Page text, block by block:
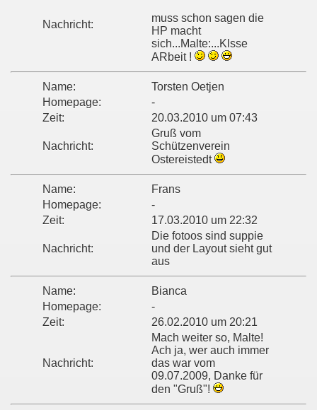
Nachricht:
muss schon sagen die
HP macht
sich...Malte:...Klsse
ARbeit !
Name:
Torsten Oetjen
Homepage:
-
Zeit:
20.03.2010 um 07:43
Nachricht:
Gruß vom
Schützenverein
Ostereistedt
Name:
Frans
Homepage:
-
Zeit:
17.03.2010 um 22:32
Nachricht:
Die fotoos sind suppie
und der Layout sieht gut
aus
Name:
Bianca
Homepage:
-
Zeit:
26.02.2010 um 20:21
Nachricht:
Mach weiter so, Malte!
Ach ja, wer auch immer
das war vom
09.07.2009, Danke für
den "Gruß"!